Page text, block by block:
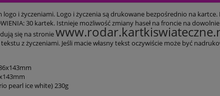
i życzeniami. Logo i życzenia są drukowane bezpośrednio na kartce.
30 kartek. Istnieje możliwość zmiany haseł na froncie na
się na stronie
z życzeniami. Jeśli macie własny tekst oczywiście może być
pearl ice white) 230g